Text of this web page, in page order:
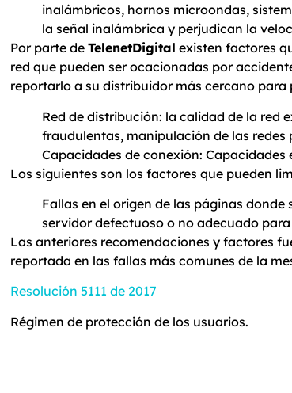
inalámbricos, hornos microondas,
la señal inalámbrica y perjudican la
Por parte de TelenetDigital existen factores
red que pueden ser ocacionadas por
reportarlo a su distribuidor más cercano
Red de distribución: la calidad de la red
fraudulentas, manipulación de las redes
Capacidades de conexión:
Los siguientes son los factores que pueden
Fallas en el origen de las páginas
servidor defectuoso o no adecuado
Las anteriores recomendaciones y factores
reportada en las fallas más comunes de la
Resolución 5111 de 2017
Régimen de protección de los usuarios.